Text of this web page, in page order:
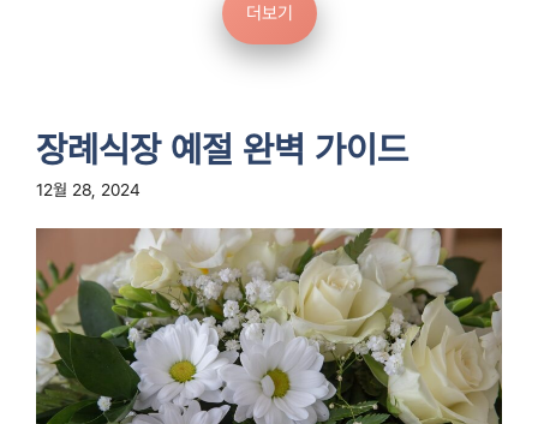
더보기
장례식장 예절 완벽 가이드
12월 28, 2024